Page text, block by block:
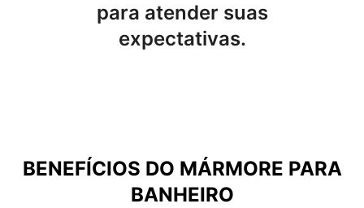
para atender suas
expectativas.
BENEFÍCIOS DO MÁRMORE PARA
BANHEIRO